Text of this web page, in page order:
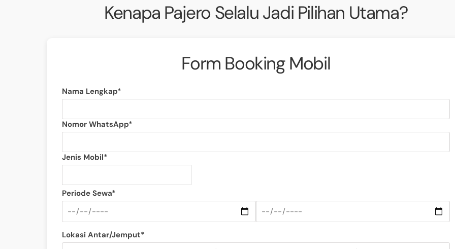
Kenapa Pajero Selalu Jadi Pilihan Utama?
Form Booking Mobil
Nama Lengkap*
Nomor WhatsApp*
Jenis Mobil*
Periode Sewa*
Lokasi Antar/Jemput*